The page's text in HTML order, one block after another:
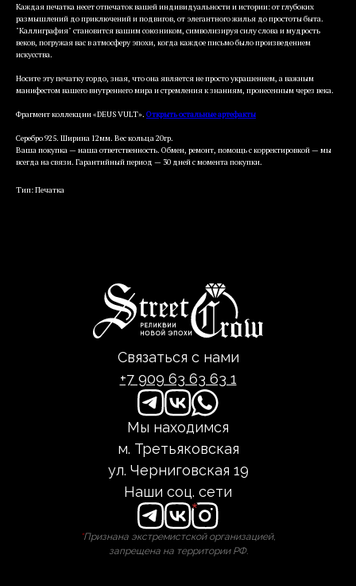
Каждая печатка несет отпечаток вашей индивидуальности и истории: от глубоких
размышлений до приключений и подвигов, от элегантного жилья до простоты быта.
"Каллиграфия" становится вашим союзником, символизируя силу слова и мудрость
веков, погружая вас в атмосферу эпохи, когда каждое письмо было произведением
искусства.
Носите эту печатку гордо, зная, что она является не просто украшением, а важным
манифестом вашего внутреннего мира и стремления к знаниям, пронесенным через века.
Фрагмент коллекции «DEUS VULT». Открыть остальные артефакты
Серебро 925. Ширина 12мм. Вес кольца 20гр.
Ваша покупка — наша ответственность. Обмен, ремонт, помощь с корректировкой — мы
всегда на связи. Гарантийный период — 30 дней с момента покупки.
Тип: Печатка
Связаться с нами
+7 909 63 63 63 1
Мы находимся
м. Третьяковская
ул. Черниговская 19
Наши соц. сети
*Признана экстремистской организацией,
запрещена на территории РФ.